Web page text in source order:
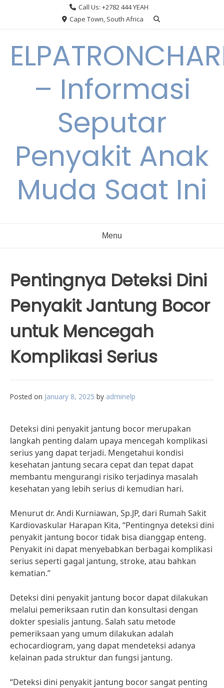
Call Us: +2782 444 YEAH
Cape Town, South Africa
– Informasi
Seputar
Penyakit Anak
Muda Saat Ini
Menu
Pentingnya Deteksi Dini
Penyakit Jantung Bocor
untuk Mencegah
Komplikasi Serius
Posted on January 8, 2025 by adminelp
Deteksi dini penyakit jantung bocor merupakan
langkah penting dalam upaya mencegah komplikasi
serius yang dapat terjadi. Mengetahui kondisi
kesehatan jantung secara cepat dan tepat dapat
membantu mengurangi risiko terjadinya masalah
kesehatan yang lebih serius di kemudian hari.
Menurut dr. Andi Kurniawan, Sp.JP, dari Rumah Sakit
Kardiovaskular Harapan Kita, “Pentingnya deteksi dini
penyakit jantung bocor tidak bisa dianggap enteng.
Penyakit ini dapat menyebabkan berbagai komplikasi
serius seperti gagal jantung, stroke, atau bahkan
kematian.”
Deteksi dini penyakit jantung bocor dapat dilakukan
melalui pemeriksaan rutin dan konsultasi dengan
dokter spesialis jantung. Salah satu metode
pemeriksaan yang umum dilakukan adalah
echocardiogram, yang dapat mendeteksi adanya
kelainan pada struktur dan fungsi jantung.
“Deteksi dini penyakit jantung bocor sangat penting